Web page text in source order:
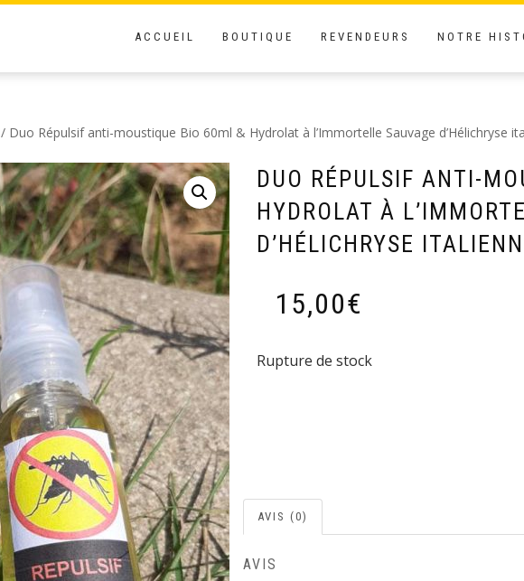
ACCUEIL BOUTIQUE REVENDEURS NOTRE
/ Duo Répulsif anti-moustique Bio 60ml & Hydrolat à l’Immortelle Sauvage d’Hélichryse
DUO RÉPULSIF ANTI-
HYDROLAT À
D’HÉLICHRYSE
15,00€
Rupture de stock
AVIS (0)
AVIS